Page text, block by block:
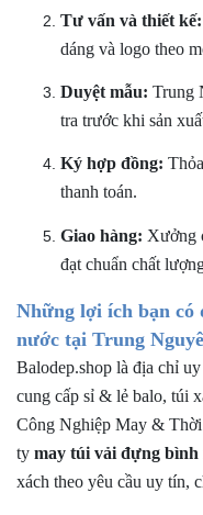
Tư vấn và thiết kế:
dáng và logo theo
Duyệt mẫu: Trung
tra trước khi sản
Ký hợp đồng:
thanh toán.
Giao hàng: Xưởng
đạt chuẩn chất
Những lợi ích bạn
nước tại Trung
Balodep.shop là địa chỉ
cung cấp sỉ & lẻ balo, túi
Công Nghiệp May &
ty may túi vải đựng bình
xách theo yêu cầu uy tín,